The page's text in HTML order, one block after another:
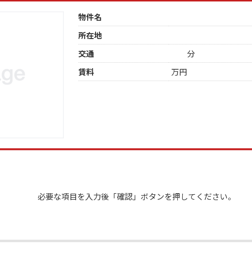
物件名
所在地
交通
分
賃料
万円
必要な項目を入力後「確認」ボタンを押してください。